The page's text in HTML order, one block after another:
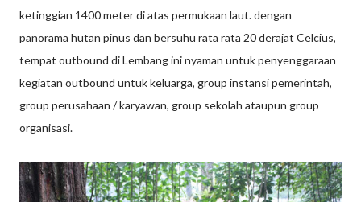
ketinggian 1400 meter di atas permukaan laut. dengan
panorama hutan pinus dan bersuhu rata rata 20 derajat Celcius,
tempat outbound di Lembang ini nyaman untuk penyenggaraan
kegiatan outbound untuk keluarga, group instansi pemerintah,
group perusahaan / karyawan, group sekolah ataupun group
organisasi.